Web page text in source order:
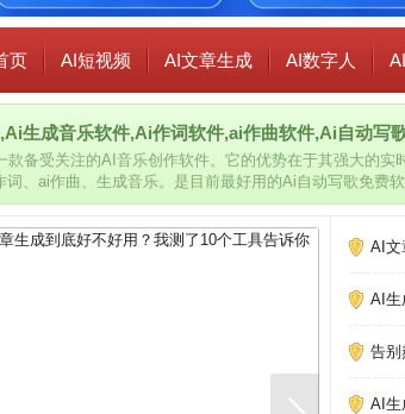
页 AI短视频 AI文章生成 AI数字人
生成音乐软件,Ai作词软件,ai作曲软件,Ai自动写
款备受关注的AI音乐创作软件。它的优势在于其强大的实
词、ai作曲、生成音乐。是目前最好用的Ai自动写歌免费软
AI文
AI生
告别
AI生